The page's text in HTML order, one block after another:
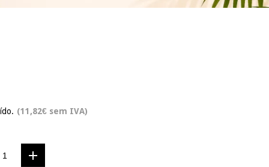
(11,82€ sem IVA)